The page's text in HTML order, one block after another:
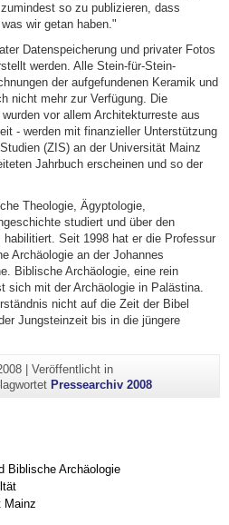
so zu publizieren, dass
wir getan haben."
Datenspeicherung und privater Fotos
werden. Alle Stein-für-Stein-
der aufgefundenen Keramik und
nicht mehr zur Verfügung. Die
vor allem Architekturreste aus
- werden mit finanzieller Unterstützung
(ZIS) an der Universität Mainz
Jahrbuch erscheinen und so der
Theologie, Ägyptologie,
studiert und über den
Seit 1998 hat er die Professur
Archäologie an der Johannes
Biblische Archäologie, eine rein
sich mit der Archäologie in Palästina.
nicht auf die Zeit der Bibel
Jungsteinzeit bis in die jüngere
| Veröffentlicht in
Pressearchiv 2008
Biblische Archäologie
Mainz